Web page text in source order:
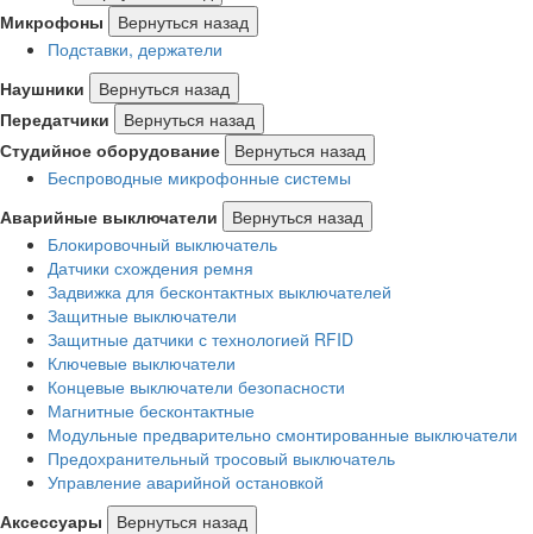
Микрофоны
Вернуться назад
Подставки, держатели
Наушники
Вернуться назад
Передатчики
Вернуться назад
Студийное оборудование
Вернуться назад
Беспроводные микрофонные системы
Аварийные выключатели
Вернуться назад
Блокировочный выключатель
Датчики схождения ремня
Задвижка для бесконтактных выключателей
Защитные выключатели
Защитные датчики с технологией RFID
Ключевые выключатели
Концевые выключатели безопасности
Магнитные бесконтактные
Модульные предварительно смонтированные выключатели
Предохранительный тросовый выключатель
Управление аварийной остановкой
Аксессуары
Вернуться назад